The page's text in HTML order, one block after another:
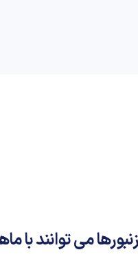
می توانند